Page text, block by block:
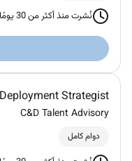
نُشرت منذ أكثر من 30 يومًا
Strategist
C&D Talent Advisory
دوام كامل